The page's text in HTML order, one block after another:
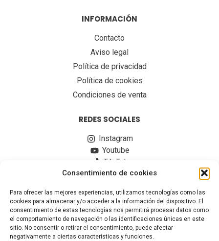
Consentimiento de cookies
Para ofrecer las mejores experiencias, utilizamos tecnologías como las
cookies para almacenar y/o acceder a la información del dispositivo. El
consentimiento de estas tecnologías nos permitirá procesar datos como
el comportamiento de navegación o las identificaciones únicas en este
sitio. No consentir o retirar el consentimiento, puede afectar
negativamente a ciertas características y funciones.
INFORMACIÓN
Contacto
Aviso legal
Política de privacidad
Política de cookies
Condiciones de venta
REDES SOCIALES
Instagram
Youtube
Tik Tok